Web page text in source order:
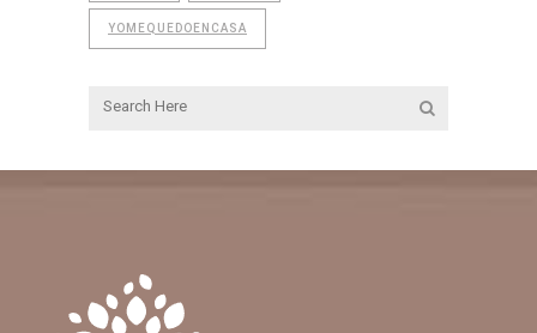
YOMEQUEDOENCASA